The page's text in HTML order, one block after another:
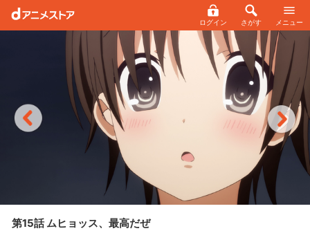
ログイン さがす メニュー
第15話 ムヒョッス、最高だぜ